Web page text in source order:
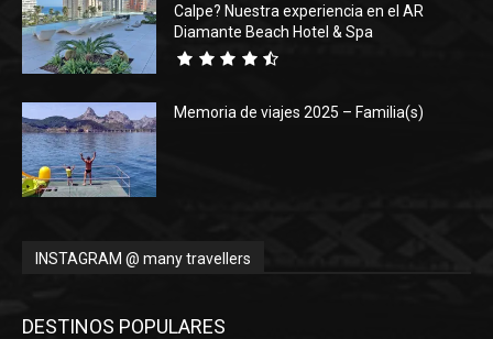
Calpe? Nuestra experiencia en el AR
Diamante Beach Hotel & Spa
Memoria de viajes 2025 – Familia(s)
INSTAGRAM @ many travellers
DESTINOS POPULARES